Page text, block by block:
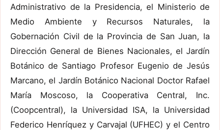
Administrativo de la Presidencia, el Ministerio de
Medio Ambiente y Recursos Naturales, la
Gobernación Civil de la Provincia de San Juan, la
Dirección General de Bienes Nacionales, el Jardín
Botánico de Santiago Profesor Eugenio de Jesús
Marcano, el Jardín Botánico Nacional Doctor Rafael
María Moscoso, la Cooperativa Central, Inc.
(Coopcentral), la Universidad ISA, la Universidad
Federico Henríquez y Carvajal (UFHEC) y el Centro